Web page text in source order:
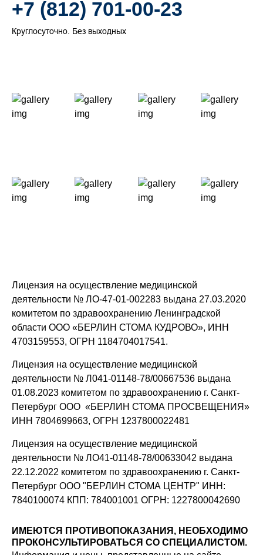
+7 (812) 701-00-23
Круглосуточно. Без выходных
Лицензия на осуществление медицинской
деятельности № ЛО-47-01-002283 выдана 27.03.2020
комитетом по здравоохранению Ленинградской
области ООО «БЕРЛИН СТОМА КУДРОВО», ИНН
4703159553, ОГРН 1184704017541.
Лицензия на осуществление медицинской
деятельности № Л041-01148-78/00667536 выдана
01.08.2023 комитетом по здравоохранению г. Санкт-
Петербург ООО «БЕРЛИН СТОМА ПРОСВЕЩЕНИЯ»
ИНН 7804699663, ОГРН 1237800022481
Лицензия на осуществление медицинской
деятельности № ЛО41-01148-78/00633042 выдана
22.12.2022 комитетом по здравоохранению г. Санкт-
Петербург ООО "БЕРЛИН СТОМА ЦЕНТР" ИНН:
7840100074 КПП: 784001001 ОГРН: 1227800042690
ИМЕЮТСЯ ПРОТИВОПОКАЗАНИЯ, НЕОБХОДИМО
ПРОКОНСУЛЬТИРОВАТЬСЯ СО СПЕЦИАЛИСТОМ.